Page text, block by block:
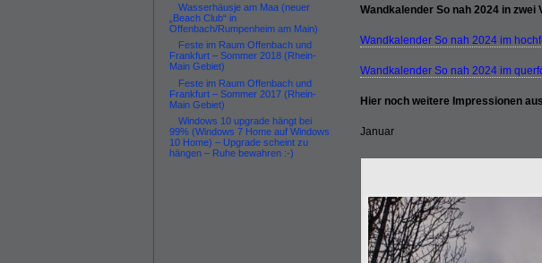
Wasserhäusje am Maa (neuer
„Beach Club“ in
Offenbach/Rumpenheim am Main)
Feste im Raum Offenbach und
Frankfurt – Sommer 2018 (Rhein-
Main Gebiet)
Feste im Raum Offenbach und
Frankfurt – Sommer 2017 (Rhein-
Main Gebiet)
Windows 10 upgrade hängt bei
99% (Windows 7 Home auf Windows
10 Home) – Upgrade scheint zu
hängen – Ruhe bewahren :-)
Wandkalender So nah 2024 in
Wandkalender So nah 2024 im
Wandkalender So nah 2024 im
Hier noch weitere Impressionen
Januar